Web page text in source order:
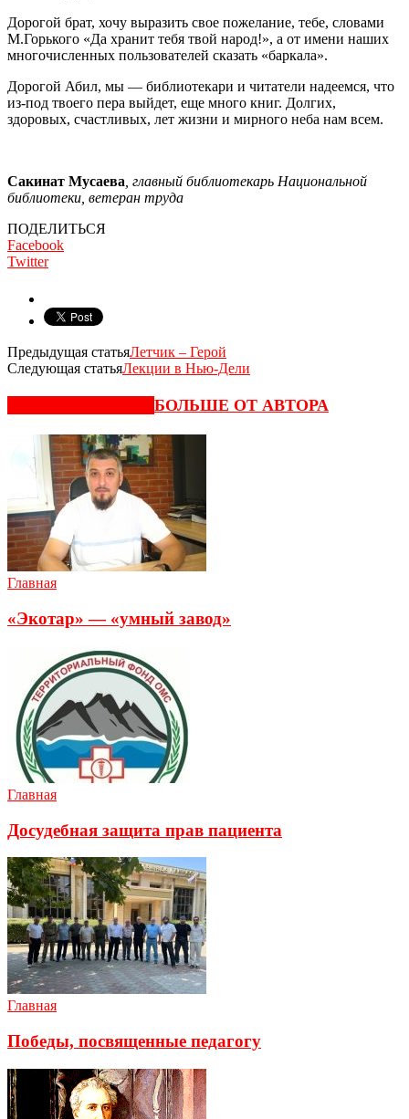
Дорогой брат, хочу выразить свое пожелание, тебе, словами
М.Горького «Да хранит тебя твой народ!», а от имени наших
многочисленных пользователей сказать «баркала».
Дорогой Абил, мы — библиотекари и читатели надеемся, что
из-под твоего пера выйдет, еще много книг. Долгих,
здоровых, счастливых, лет жизни и мирного неба нам всем.
Сакинат Мусаева , главный библиотекарь Национальной
библиотеки, ветеран труда
ПОДЕЛИТЬСЯ
Facebook
Twitter
Предыдущая статьяЛетчик – Герой
Следующая статьяЛекции в Нью-Дели
БОЛЬШЕ ОТ АВТОРА
Главная
«Экотар» — «умный завод»
Главная
Досудебная защита прав пациента
Главная
Победы, посвященные педагогу